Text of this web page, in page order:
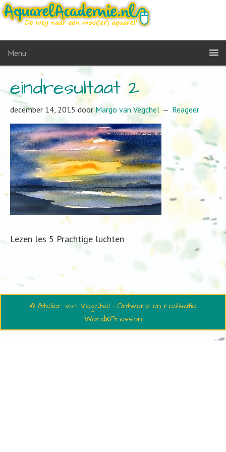
Menu
eindresultaat 2
december 14, 2015 doorMargo van Vegchel Reageer
Lezen les 5 Prachtige luchten
© Atelier van Vegchel · Ontwerp en realisatie
WordXPression